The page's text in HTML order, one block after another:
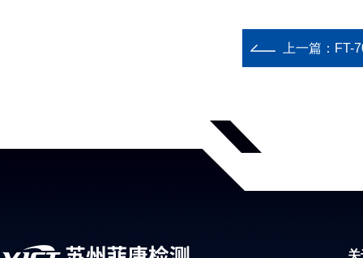
上一篇： FT-